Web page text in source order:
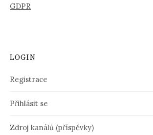
GDPR
LOGIN
Registrace
Přihlásit se
Zdroj kanálů (příspěvky)